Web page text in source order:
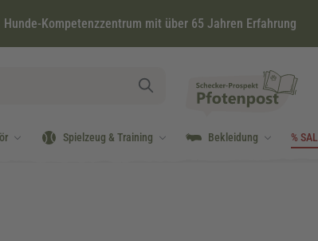
Hunde-Kompetenzzentrum mit über 65 Jahren Erfahrung
Spielzeug & Training Bekleidung %